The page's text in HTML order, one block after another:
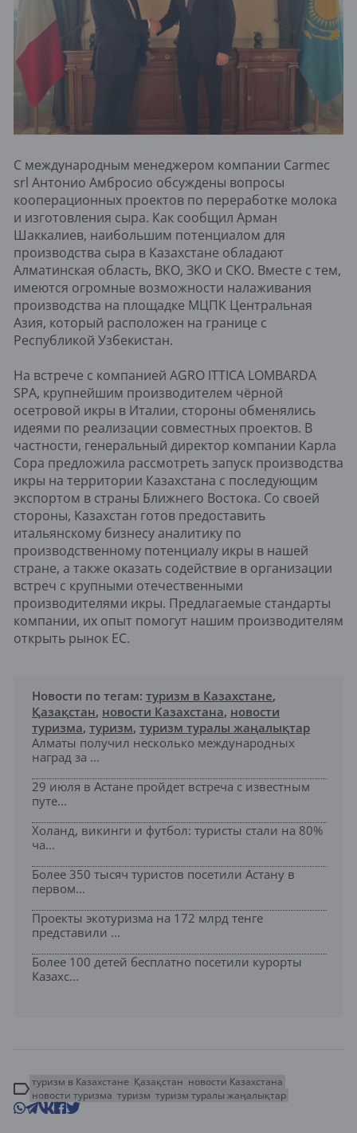
С международным менеджером компании Carmec
srl Антонио Амбросио обсуждены вопросы
кооперационных проектов по переработке молока
и изготовления сыра. Как сообщил Арман
Шаккалиев, наибольшим потенциалом для
производства сыра в Казахстане обладают
Алматинская область, ВКО, ЗКО и СКО. Вместе с тем,
имеются огромные возможности налаживания
производства на площадке МЦПК Центральная
Азия, который расположен на границе с
Республикой Узбекистан.
На встрече с компанией AGRO ITTICA LOMBARDA
SPA, крупнейшим производителем чёрной
осетровой икры в Италии, стороны обменялись
идеями по реализации совместных проектов. В
частности, генеральный директор компании Карла
Сора предложила рассмотреть запуск производства
икры на территории Казахстана с последующим
экспортом в страны Ближнего Востока. Со своей
стороны, Казахстан готов предоставить
итальянскому бизнесу аналитику по
производственному потенциалу икры в нашей
стране, а также оказать содействие в организации
встреч с крупными отечественными
производителями икры. Предлагаемые стандарты
компании, их опыт помогут нашим производителям
открыть рынок ЕС.
Новости по тегам: туризм в Казахстане,
Қазақстан, новости Казахстана, новости
туризма, туризм, туризм туралы жаңалықтар
Алматы получил несколько международных
наград за ...
29 июля в Астане пройдет встреча с известным
путе...
Холанд, викинги и футбол: туристы стали на 80%
ча...
Более 350 тысяч туристов посетили Астану в
первом...
Проекты экотуризма на 172 млрд тенге
представили ...
Более 100 детей бесплатно посетили курорты
Казахс...
туризм в Казахстане Қазақстан новости Казахстана
новости туризма туризм туризм туралы жаңалықтар